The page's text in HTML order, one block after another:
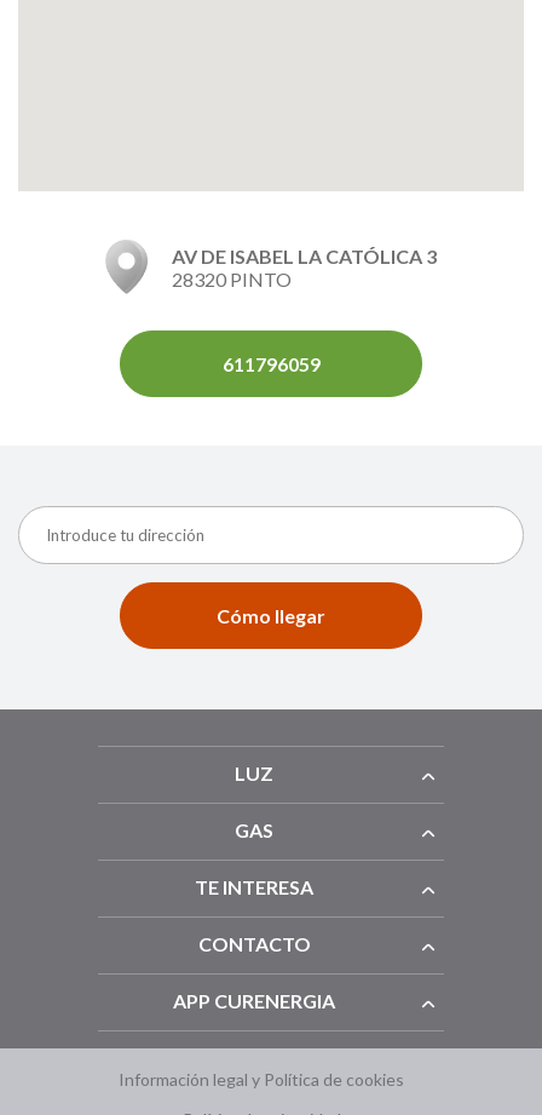
AV DE ISABEL LA CATÓLICA 3
28320 PINTO
611796059
Cómo llegar
LUZ
GAS
TE INTERESA
CONTACTO
APP CURENERGIA
Información legal y Política de cookies